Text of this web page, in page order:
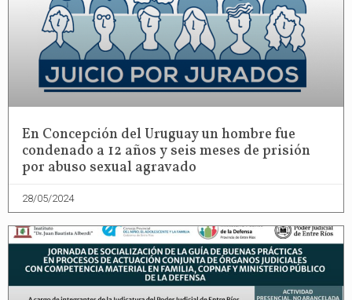
En Concepción del Uruguay un hombre fue
condenado a 12 años y seis meses de prisión
por abuso sexual agravado
28/05/2024